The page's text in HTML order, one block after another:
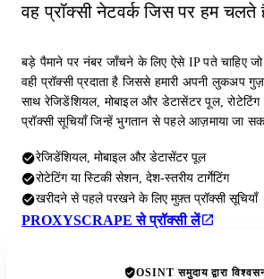
वह प्रॉक्सी नेटवर्क जिस पर हम चलते
बड़े पैमाने पर नंबर जाँचने के लिए ऐसे IP पते चाहिए
वही प्रॉक्सी प्रदाता है जिससे हमारी अपनी लुकअप
साथ रेजिडेंशियल, मोबाइल और डेटासेंटर पूल,
प्रॉक्सी सूचियाँ जिन्हें भुगतान से पहले आज़माया जा
रेजिडेंशियल, मोबाइल और डेटासेंटर पूल
रोटेटिंग या स्टिकी सेशन, देश-स्तरीय टार्गेटिंग
खरीदने से पहले परखने के लिए मुफ़्त प्रॉक्सी सूचियाँ
PROXYSCRAPE से प्रॉक्सी लें
OSINT समुदाय द्वारा